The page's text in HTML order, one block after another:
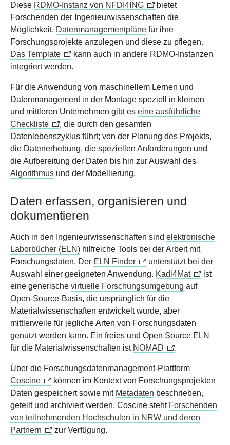
Diese RDMO-Instanz von NFDI4ING
bietet
Forschenden der Ingenieurwissenschaften die
Möglichkeit, Datenmanagementpläne für ihre
Forschungsprojekte anzulegen und diese zu pflegen.
Das Template
kann auch in andere RDMO-Instanzen
integriert werden.
Für die Anwendung von maschinellem Lernen und
Datenmanagement in der Montage speziell in kleinen
und mittleren Unternehmen gibt es eine ausführliche
Checkliste
, die durch den gesamten
Datenlebenszyklus führt; von der Planung des Projekts,
die Datenerhebung, die speziellen Anforderungen und
die Aufbereitung der Daten bis hin zur Auswahl des
Algorithmus und der Modellierung.
Daten erfassen, organisieren und
dokumentieren
Auch in den Ingenieurwissenschaften sind elektronische
Laborbücher (ELN) hilfreiche Tools bei der Arbeit mit
Forschungsdaten. Der ELN Finder
unterstützt bei der
Auswahl einer geeigneten Anwendung. Kadi4Mat
ist
eine generische virtuelle Forschungsumgebung auf
Open-Source-Basis, die ursprünglich für die
Materialwissenschaften entwickelt wurde, aber
mittlerweile für jegliche Arten von Forschungsdaten
genutzt werden kann. Ein freies und Open Source ELN
für die Materialwissenschaften ist NOMAD .
Über die Forschungsdatenmanagement-Plattform
Coscine
können im Kontext von Forschungsprojekten
Daten gespeichert sowie mit Metadaten beschrieben,
geteilt und archiviert werden. Coscine steht Forschenden
von teilnehmenden Hochschulen in NRW und deren
Partnern
zur Verfügung.